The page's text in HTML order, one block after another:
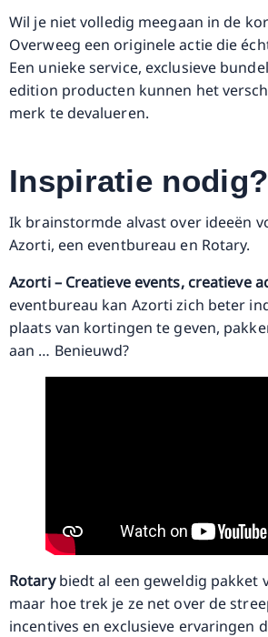
Wil je niet volledig meegaan in de
Overweeg een originele actie die
Een unieke service, exclusieve
edition producten kunnen het
merk te devalueren.
Inspiratie nodig?
Ik brainstormde alvast over ideeën
Azorti, een eventbureau en Rotary.
Azorti – Creatieve events, creatieve
eventbureau kan Azorti zich beter
plaats van kortingen te geven,
aan … Benieuwd?
Rotarybiedt al een geweldig pakket
maar hoe trek je ze net over de
incentives en exclusieve ervaringen